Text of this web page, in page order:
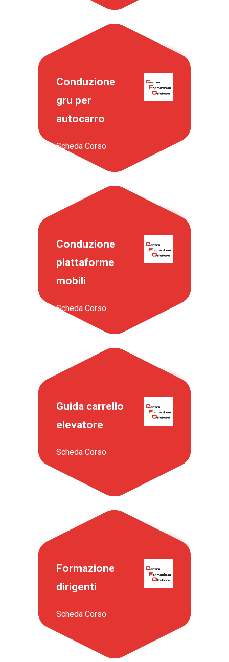
Conduzione
gru per
autocarro
Scheda Corso
Conduzione
piattaforme
mobili
Scheda Corso
Guida carrello
elevatore
Scheda Corso
Formazione
dirigenti
Scheda Corso